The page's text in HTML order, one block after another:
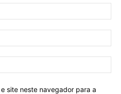
site neste navegador para a